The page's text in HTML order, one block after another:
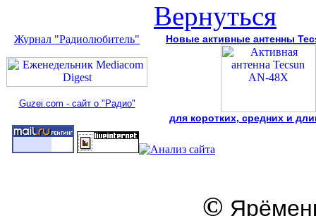
Вернуться
Журнал "Радиолюбитель"
Guzei.com - сайт о "Радио"
Новые активные антенны
для коротких, средних и
©